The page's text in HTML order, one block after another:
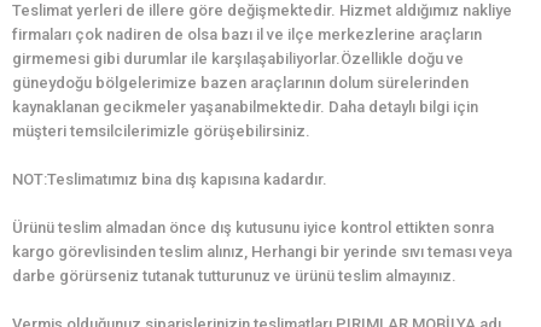
Teslimat yerleri de illere göre değişmektedir. Hizmet aldığımız nakliye
firmaları çok nadiren de olsa bazı il ve ilçe merkezlerine araçların
girmemesi gibi durumlar ile karşılaşabiliyorlar.Özellikle doğu ve
güneydoğu bölgelerimize bazen araçlarının dolum sürelerinden
kaynaklanan gecikmeler yaşanabilmektedir. Daha detaylı bilgi için
müşteri temsilcilerimizle görüşebilirsiniz.
NOT:Teslimatımız bina dış kapısına kadardır.
Ürünü teslim almadan önce dış kutusunu iyice kontrol ettikten sonra
kargo görevlisinden teslim alınız, Herhangi bir yerinde sıvı teması veya
darbe görürseniz tutanak tutturunuz ve ürünü teslim almayınız.